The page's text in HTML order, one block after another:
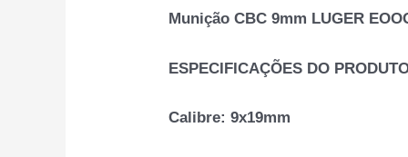
Munição CBC 9mm LUGER
ESPECIFICAÇÕES DO
Calibre:9x19mm